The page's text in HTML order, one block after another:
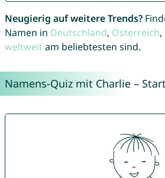
Neugierig auf weitere Trends?
Namen in Deutschland, Österreich
weltweitam beliebtesten sind.
Namens-Quiz mit Charlie –